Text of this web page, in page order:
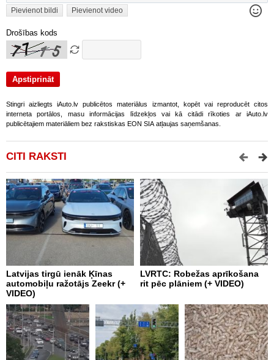
Pievienot bildi Pievienot video
Drošības kods
Stingri aizliegts iAuto.lv publicētos materiālus izmantot, kopēt vai reproducēt citos
interneta portālos, masu informācijas līdzekļos vai kā citādi rīkoties ar iAuto.lv
publicētajiem materiāliem bez rakstiskas EON SIA atļaujas saņemšanas.
CITI RAKSTI
Latvijas tirgū ienāk Ķīnas
automobiļu ražotājs Zeekr (+
VIDEO)
LVRTC: Robežas aprīkošana
rit pēc plāniem (+ VIDEO)